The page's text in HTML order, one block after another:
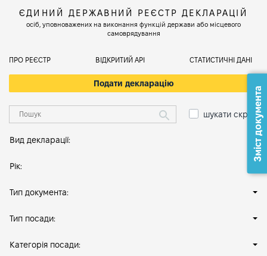
ЄДИНИЙ ДЕРЖАВНИЙ РЕЄСТР ДЕКЛАРАЦІЙ
осіб, уповноважених на виконання функцій держави або місцевого
самоврядування
ПРО РЕЄСТР ВІДКРИТИЙ АРІ СТАТИСТИЧНІ ДАНІ
Подати декларацію
шукати скрізь
Вид декларації:
Рік:
Тип документа:
Тип посади:
Категорія посади:
Зміст документа